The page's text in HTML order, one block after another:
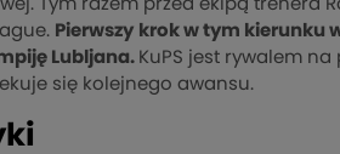
Tym razem przed ekipą trenera
Pierwszy krok w tym kierunku
Lubljana. KuPS jest rywalem
się kolejnego awansu.